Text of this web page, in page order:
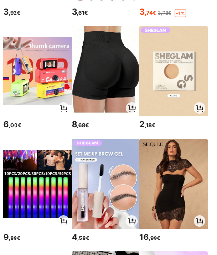
3,92€ 3,61€ 3,74€ 3,78€ -1%
6,00€ 8,68€ 2,18€
9 ,88€ 4 ,58€ 16 ,99€